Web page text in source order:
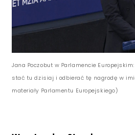
Jana Poczobut w Parlamencie
stać tu dzisiaj i odbierać tę nagrodę w
materiały Parlamentu Europejskiego)